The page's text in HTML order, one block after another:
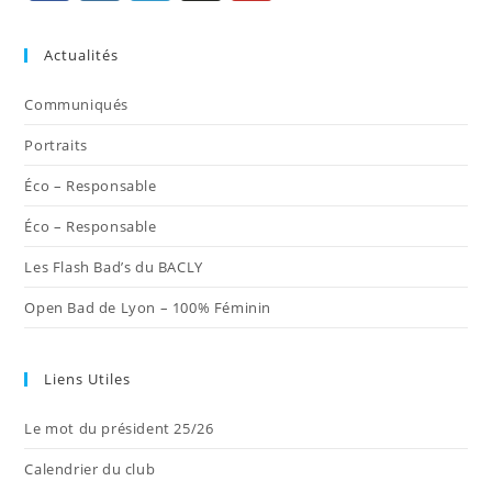
un
nouvel
nouvel
Actualités
Communiqués
Portraits
Éco – Responsable
Éco – Responsable
Les Flash Bad’s du BACLY
Open Bad de Lyon – 100% Féminin
Liens Utiles
Le mot du président 25/26
Calendrier du club